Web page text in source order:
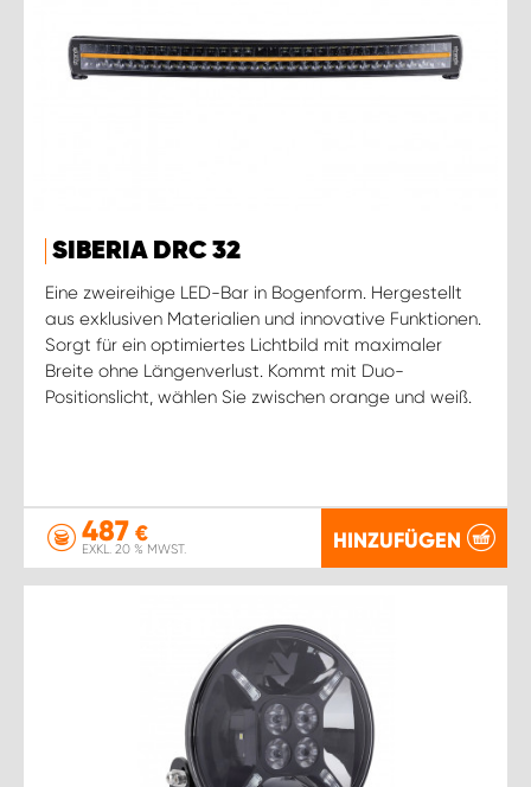
SIBERIA DRC 32
Eine zweireihige LED-Bar in Bogenform. Hergestellt
aus exklusiven Materialien und innovative Funktionen.
Sorgt für ein optimiertes Lichtbild mit maximaler
Breite ohne Längenverlust. Kommt mit Duo-
Positionslicht, wählen Sie zwischen orange und weiß.
487 €
EXKL. 20 % MWST. HINZUFÜGEN